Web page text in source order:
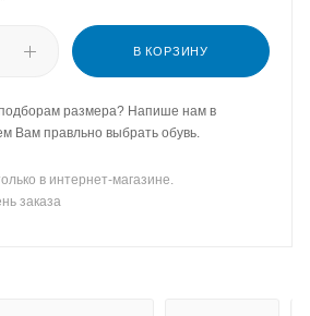
В КОРЗИНУ
размера? Напише нам в
Вам правльно выбрать обувь.
в интернет-магазине.
заказа